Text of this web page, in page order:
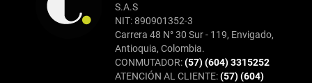
S.A.S
NIT: 890901352-3
Carrera 48 N° 30 Sur - 119, Envigado,
Antioquia, Colombia.
CONMUTADOR:(57) (604) 3315252
ATENCIÓN AL CLIENTE:(57) (604)